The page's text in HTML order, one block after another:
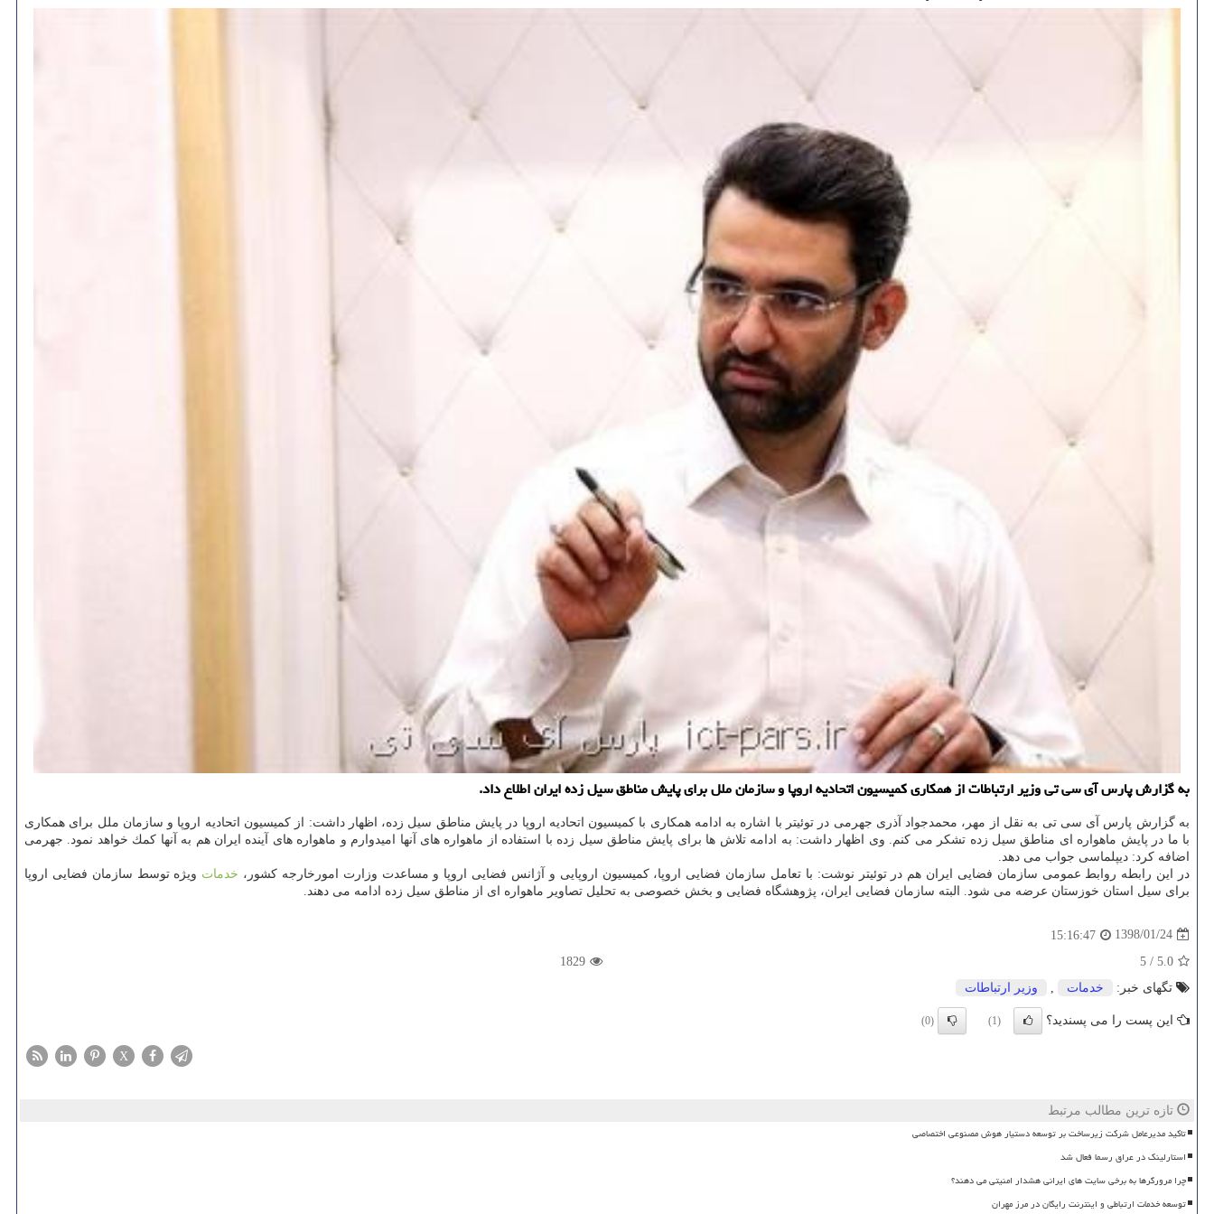
به گزارش پارس آی سی تی وزیر ارتباطات از همكاری كمیسیون اتحادیه اروپا و سازمان ملل برای پایش مناطق سیل زده ایران اطلاع داد.
به گزارش پارس آی سی تی به نقل از مهر، محمدجواد آذری جهرمی در توئیتر با اشاره به ادامه همكاری با كمیسیون اتحادیه اروپا در پایش مناطق سیل زده، اظهار داشت: از كمیسیون اتحادیه اروپا و سازمان ملل برای همكاری
با ما در پایش ماهواره ای مناطق سیل زده تشكر می كنم. وی اظهار داشت: به ادامه تلاش ها برای پایش مناطق سیل زده با استفاده از ماهواره های آنها امیدوارم و ماهواره های آینده ایران هم به آنها كمك خواهد نمود. جهرمی
اضافه كرد: دیپلماسی جواب می دهد.
در این رابطه روابط عمومی سازمان فضایی ایران هم در توئیتر نوشت: با تعامل سازمان فضایی اروپا، كمیسیون اروپایی و آژانس فضایی اروپا و مساعدت وزارت امورخارجه كشور، خدمات ویژه توسط سازمان فضایی اروپا
برای سیل استان خوزستان عرضه می شود. البته سازمان فضایی ایران، پژوهشگاه فضایی و بخش خصوصی به تحلیل تصاویر ماهواره ای از مناطق سیل زده ادامه می دهند.
1398/01/24
15:16:47
5.0
/
5
1829
تگهای خبر:
خدمات وزیر ارتباطات
این پست را می پسندید؟ (1)
(0)
X
تازه ترین مطالب مرتبط
تاکید مدیرعامل شرکت زیرساخت بر توسعه دستیار هوش مصنوعی اختصاصی
استارلینک در عراق رسما فعال شد
چرا مرورگرها به برخی سایت های ایرانی هشدار امنیتی می دهند؟
توسعه خدمات ارتباطی و اینترنت رایگان در مرز مهران